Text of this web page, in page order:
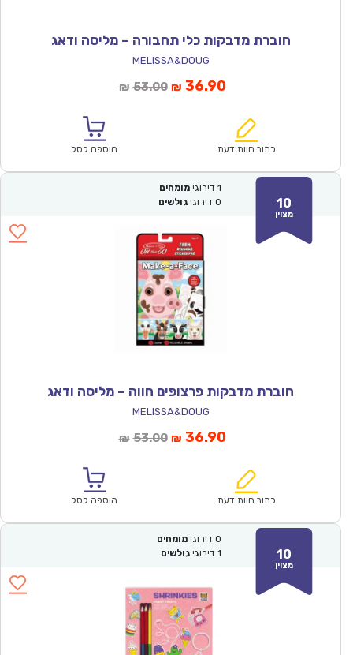
חוברת מדבקות כלי תחבורה – מליסה ודאג
MELISSA&DOUG
₪ 53.00המחיר
₪53.00.
₪ 36.90המחיר
הוא:
כתוב חוות דעת הוספה לסל
10
מצוין
1 דירוגי מומחים
0 דירוגי גולשים
חוברת מדבקות פרצופים חווה – מליסה ודאג
MELISSA&DOUG
₪ 53.00המחיר
₪53.00.
₪ 36.90המחיר
הוא:
כתוב חוות דעת הוספה לסל
10
מצוין
0 דירוגי מומחים
1 דירוגי גולשים